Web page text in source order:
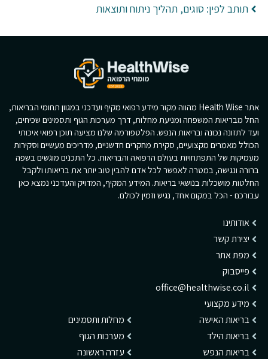
תותב לפין: סוגים, תהליך ניתוח ותוצאות
אתר Health Wise מהווה מקור מידע רפואי מקיף ועדכני במגוון תחומי הבריאות,
החל מבריאות המשפחה ומניעת מחלות, דרך מערכות הגוף ותסמינים שכיחים,
ועד לתזונה נכונה ובריאות הנפש. הפלטפורמה שלנו מציעה תוכן רפואי איכותי
הכולל מאמרים מקצועיים, סקירת מחקרים חדשניים, מדריכים מעשיים וסקירות
מעמיקות של התפתחויות בעולם הרפואה והבריאות. כל התכנים מוגשים בשפה
ברורה ונגישה, במטרה לאפשר לכל אדם להבין טוב יותר את בריאותו ולקבל
החלטות מושכלות בנושאי בריאות. המידע המקיף, המדויק והעדכני נמצא כאן
עבורכם - הכל במקום אחד, נגיש וזמין לכולם.
אודותינו
יצירת קשר
מפת אתר
פייסבוק
office@healthwise.co.il
מידע מקצועי
בריאות האישה
בריאות הילד
בריאות הנפש
מחלות ותסמינים
מערכות הגוף
עזרה ראשונה